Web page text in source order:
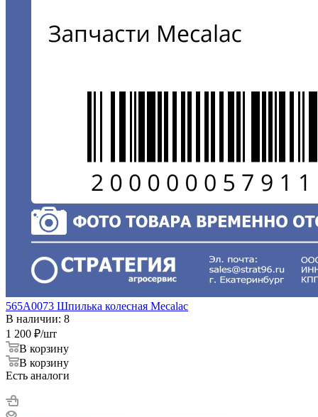
565A0073 Шпилька колесная Mecalac
В наличии: 8
1 200 ₽/шт
В корзину
В корзину
Есть аналоги